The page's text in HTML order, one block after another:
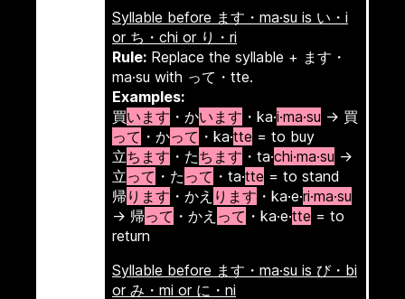
Syllable before ます・ma·su is い・i
or ち・chi or り・ri
Rule: Replace the syllable + ます・
ma·su with って・tte.
Examples:
買います ・かいます ・ka·i·ma·su → 買
って ・かって ・ka·tte = to buy
立ちます ・たちます ・ta·chi·ma·su →
立って ・た って ・ta·tte = to stand
帰 ります ・かえ ります ・ka·e·ri·ma·su
→ 帰って ・かえ って ・ka·e·tte = to
return
Syllable before ます・ma·su is び・bi
or み・mi or に・ni